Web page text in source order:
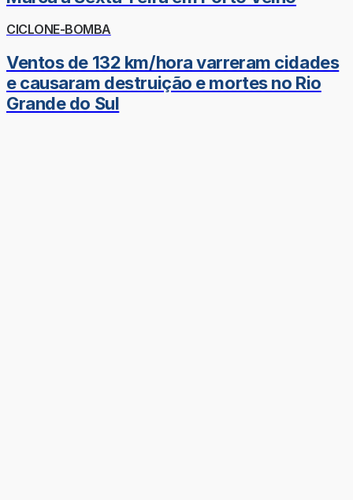
CICLONE-BOMBA
Ventos de 132 km/hora varreram cidades
e causaram destruição e mortes no Rio
Grande do Sul